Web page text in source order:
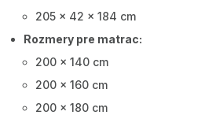
205 x 42 x 184 cm
Rozmery pre matrac:
200 x 140 cm
200 x 160 cm
200 x 180 cm